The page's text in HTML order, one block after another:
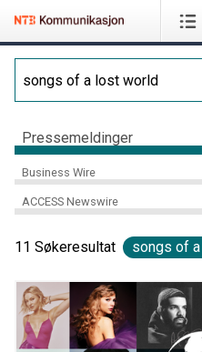
Pressemeldinger
Business Wire
ACCESS Newswire
11 Søkeresultat songs of